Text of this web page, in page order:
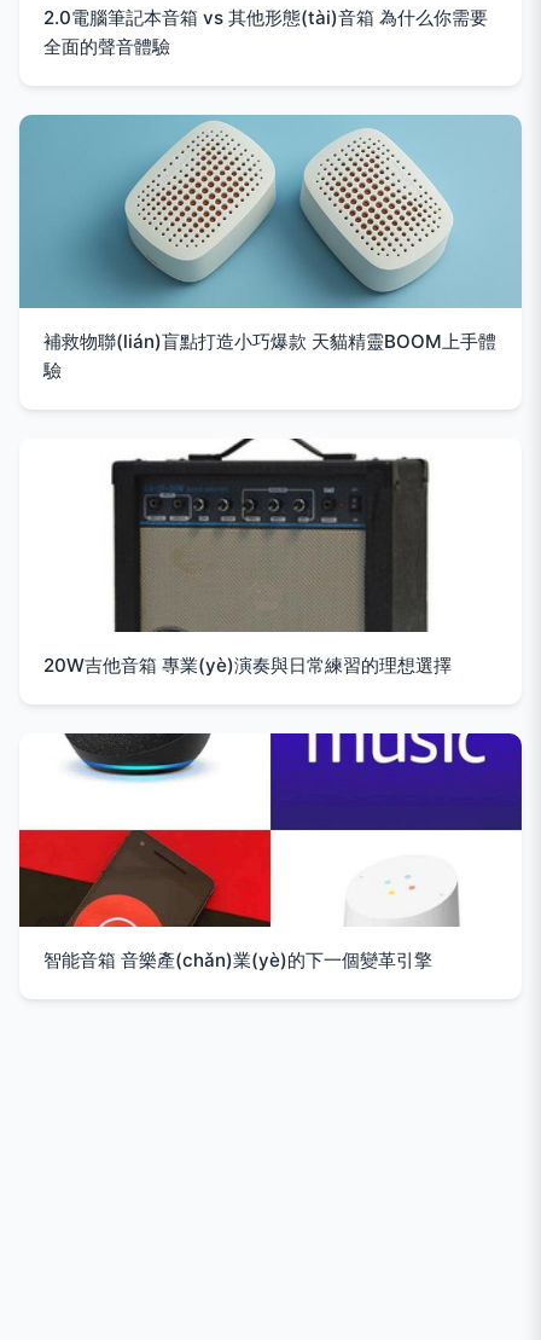
2.0電腦筆記本音箱 vs 其他形態(tài)音箱 為什么你需要
全面的聲音體驗
補救物聯(lián)盲點打造小巧爆款 天貓精靈BOOM上手體
驗
20W吉他音箱 專業(yè)演奏與日常練習的理想選擇
智能音箱 音樂產(chǎn)業(yè)的下一個變革引擎